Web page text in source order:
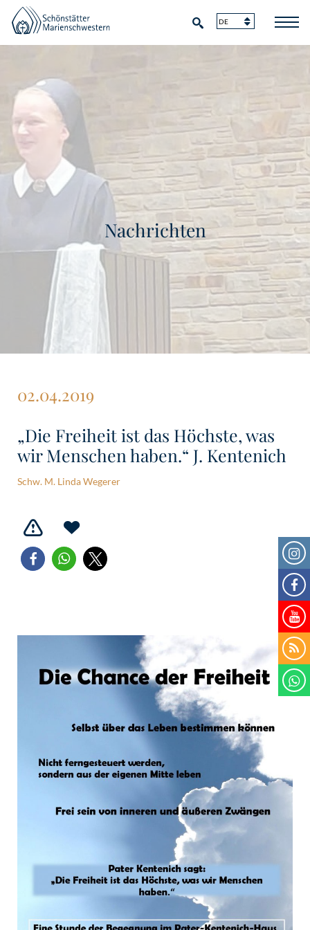
Nachrichten
02.04.2019
„Die Freiheit ist das Höchste, was
wir Menschen haben.“ J. Kentenich
Schw. M. Linda Wegerer